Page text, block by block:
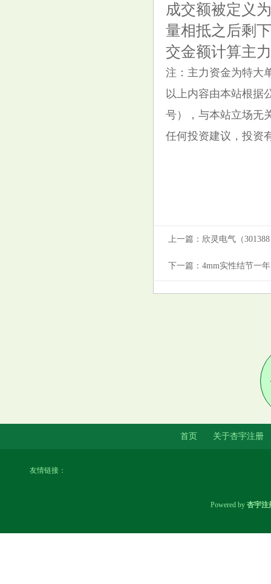
成交额被定义
量相抵之后剩
交金额计算主
注：主力资金为特大
以上内容由本站根据
号），与本站立场无
任何投资建议，投资
上一篇： 欣灵电气（
下一篇： 4mm实性结节一
首页 关于杏宇注册
友情链接：
Powered by 杏宇注